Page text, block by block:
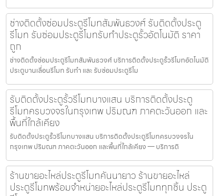
ช่างติดตั้งซ่อมประตูรีโมทสัมพันธวงศ์ รับติดตั้งประตู
รีโมท รับซ่อมประตูรีโมทรับทำประตูรั้วอัตโนมัติ ราคา
ถูก
ช่างติดตั้งซ่อมประตูรีโมทสัมพันธวงศ์ บริการติดตั้งประตูรั้วรีโมทอัตโนมัติ
ประตูบานเลื่อนรีโมท รับทำ และ รับซ่อมประตูรีโม
รับติดตั้งประตูรั้วรีโมทบางแสน บริการติดตั้งประตู
รีโมทครบวงจรในกรุงเทพ ปริมณฑ ภาคตะวันออก และ
พื้นที่ใกล้เคียง
รับติดตั้งประตูรั้วรีโมทบางแสน บริการติดตั้งประตูรีโมทครบวงจรใน
กรุงเทพ ปริมณฑ ภาคตะวันออก และพื้นที่ใกล้เคียง — บริการติ
ร้านขายอะไหล่ประตูรีโมทคันนายาว ร้านขายอะไหล่
ประตูรีโมทพร้อมจำหน่ายอะไหล่ประตูรีโมททุกชิ้น ประตู